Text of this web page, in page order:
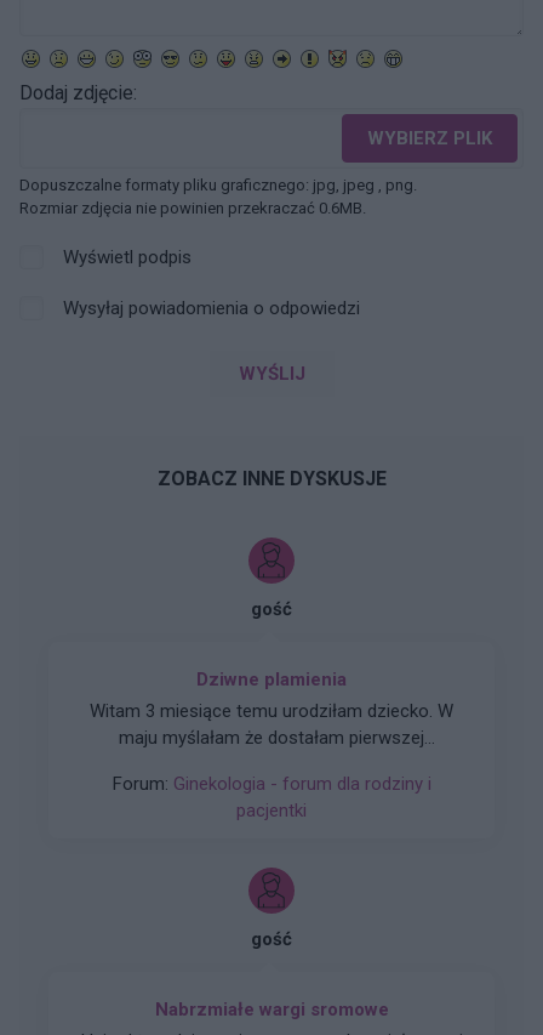
Dodaj zdjęcie:
WYBIERZ PLIK
Dopuszczalne formaty pliku graficznego: jpg, jpeg , png.
Rozmiar zdjęcia nie powinien przekraczać 0.6MB.
Wyświetl podpis
Wysyłaj powiadomienia o odpowiedzi
WYŚLIJ
ZOBACZ INNE DYSKUSJE
gość
Dziwne plamienia
Witam 3 miesiące temu urodziłam dziecko. W
maju myślałam że dostałam pierwszej
typowe jak na okres. Przypominało to bardziej
takie plamienie i to nie żywą różową Kris ze
dnia był a na drugi dzień było czysto. I robi się
mi tak co 2 tyg raz trwa 3 dni a raz 6 jak przy
Forum: Ginekologia - forum dla rodziny i
pacjentki
gość
Nabrzmiałe wargi sromowe